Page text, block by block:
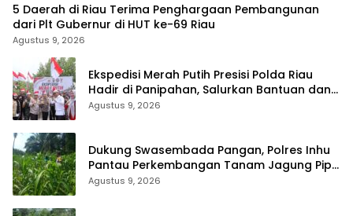
5 Daerah di Riau Terima Penghargaan Pembangunan
dari Plt Gubernur di HUT ke-69 Riau
Agustus 9, 2026
Ekspedisi Merah Putih Presisi Polda Riau
Hadir di Panipahan, Salurkan Bantuan dan
Layanan Kesehatan
Agustus 9, 2026
Dukung Swasembada Pangan, Polres Inhu
Pantau Perkembangan Tanam Jagung Pipil
Agustus 9, 2026